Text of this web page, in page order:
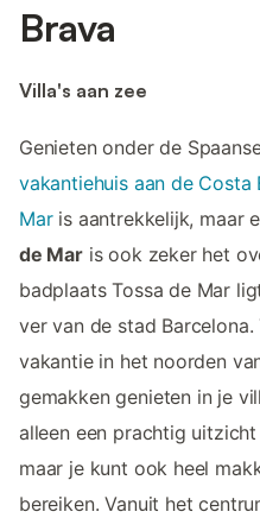
Brava
Villa's aan zee
Genieten onder de
vakantiehuis aan de Costa
Maris aantrekkelijk, maar
de Maris ook zeker het
badplaats Tossa de Mar
ver van de stad
vakantie in het noorden
gemakken genieten in je
alleen een prachtig
maar je kunt ook heel
bereiken. Vanuit het